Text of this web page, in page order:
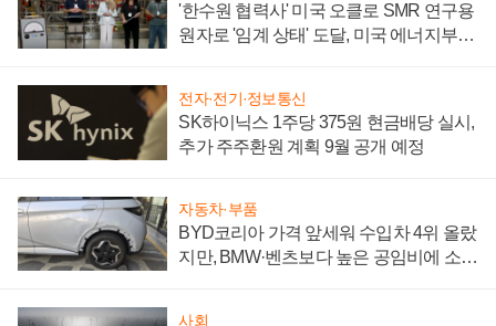
'한수원 협력사' 미국 오클로 SMR 연구용
원자로 '임계 상태' 도달, 미국 에너지부
전자·전기·정보통신
SK하이닉스 1주당 375원 현금배당 실시,
추가 주주환원 계획 9월 공개 예정
자동차·부품
BYD코리아 가격 앞세워 수입차 4위 올랐
지만, BMW·벤츠보다 높은 공임비에 소비
사회